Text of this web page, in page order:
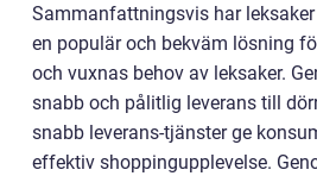
Sammanfattningsvis har
en populär och bekväm lösning
och vuxnas behov av leksaker.
snabb och pålitlig leverans till
snabb leverans-tjänster ge
effektiv shoppingupplevelse.